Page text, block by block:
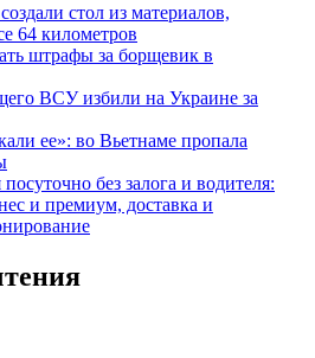
стол из материалов,
64 километров
штрафы за борщевик в
ВСУ избили на Украине за
ее»: во Вьетнаме пропала
без залога и водителя:
и премиум, доставка и